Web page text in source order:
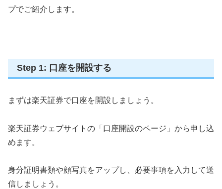
プでご紹介します。
Step 1: 口座を開設する
まずは楽天証券で口座を開設しましょう。
楽天証券ウェブサイトの「口座開設のページ」から申し込
めます。
身分証明書類や顔写真をアップし、必要事項を入力して送
信しましょう。